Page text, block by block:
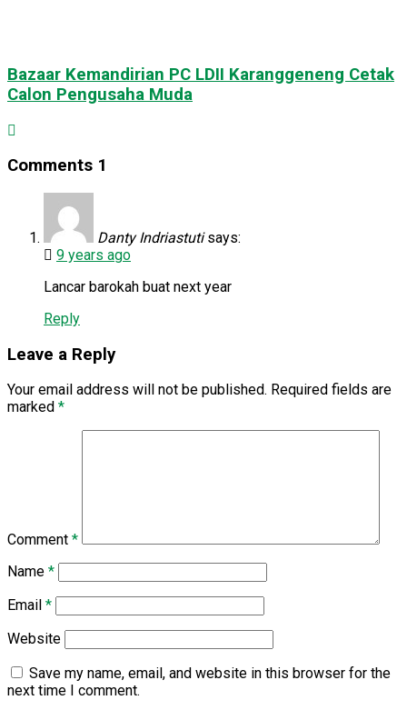
Bazaar Kemandirian PC LDII Karanggeneng Cetak
Calon Pengusaha Muda
Comments 1
Danty Indriastuti says:
9 years ago
Lancar barokah buat next year
Reply
Leave a Reply
Your email address will not be published. Required fields are
marked *
Comment *
Name *
Email *
Website
Save my name, email, and website in this browser for the
next time I comment.